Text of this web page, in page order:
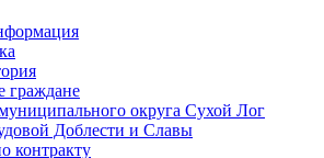
граждане
округа Сухой Лог
Доблести и Славы
контракту